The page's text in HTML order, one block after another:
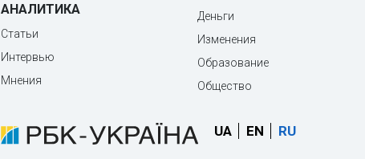
АНАЛИТИКА
Статьи
Интервью
Мнения
Деньги
Изменения
Образование
Общество
UA EN RU